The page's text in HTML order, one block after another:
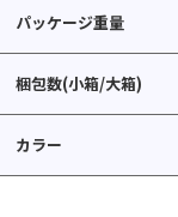
パッケージ重量
梱包数(小箱/大箱)
カラー